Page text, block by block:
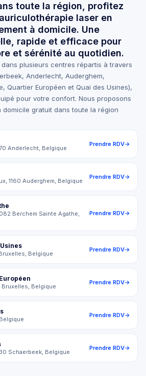
toute la région, profitez
laser en
à domicile. Une
rapide et efficace pour
et sérénité au quotidien.
plusieurs centres répartis à travers
Anderlecht, Auderghem,
Quartier Européen et Quai des Usines),
pour votre confort. Nous proposons
gratuit dans toute la région
Anderlecht, Belgique
Prendre RDV→
1160 Auderghem, Belgique
Prendre RDV→
Berchem Sainte Agathe,
Prendre RDV→
Belgique
Prendre RDV→
Belgique
Prendre RDV→
Prendre RDV→
Schaerbeek, Belgique
Prendre RDV→